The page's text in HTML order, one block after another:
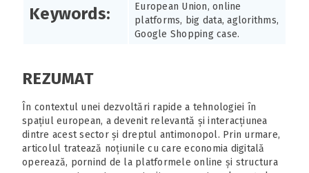
Keywords:
European Union, online
platforms, big data, aglorithms,
Google Shopping case.
REZUMAT
În contextul unei dezvoltări rapide a tehnologiei în
spațiul european, a devenit relevantă și interacțiunea
dintre acest sector și dreptul antimonopol. Prin urmare,
articolul tratează noțiunile cu care economia digitală
operează, pornind de la platformele online și structura